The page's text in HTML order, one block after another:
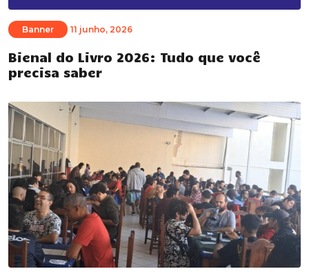
Banner 11 junho, 2026
Bienal do Livro 2026: Tudo que você
precisa saber